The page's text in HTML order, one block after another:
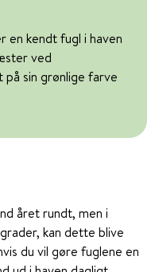
en kendt fugl i haven
ved
sin grønlige farve
året rundt, men i
kan dette blive
du vil gøre fuglene en